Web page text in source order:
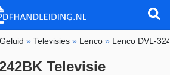
»Televisies » Lenco » Lenco DVL-
Televisie